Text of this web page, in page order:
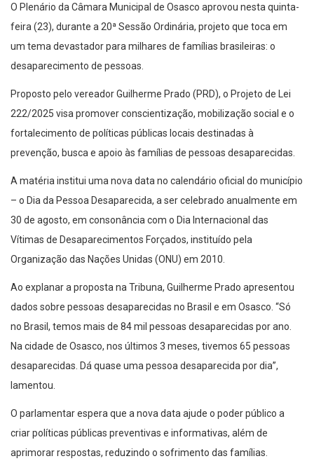
O Plenário da Câmara Municipal de Osasco aprovou nesta quinta-
feira (23), durante a 20ª Sessão Ordinária, projeto que toca em
um tema devastador para milhares de famílias brasileiras: o
desaparecimento de pessoas.
Proposto pelo vereador Guilherme Prado (PRD), o Projeto de Lei
222/2025 visa promover conscientização, mobilização social e o
fortalecimento de políticas públicas locais destinadas à
prevenção, busca e apoio às famílias de pessoas desaparecidas.
A matéria institui uma nova data no calendário oficial do município
– o Dia da Pessoa Desaparecida, a ser celebrado anualmente em
30 de agosto, em consonância com o Dia Internacional das
Vítimas de Desaparecimentos Forçados, instituído pela
Organização das Nações Unidas (ONU) em 2010.
Ao explanar a proposta na Tribuna, Guilherme Prado apresentou
dados sobre pessoas desaparecidas no Brasil e em Osasco. “Só
no Brasil, temos mais de 84 mil pessoas desaparecidas por ano.
Na cidade de Osasco, nos últimos 3 meses, tivemos 65 pessoas
desaparecidas. Dá quase uma pessoa desaparecida por dia”,
lamentou.
O parlamentar espera que a nova data ajude o poder público a
criar políticas públicas preventivas e informativas, além de
aprimorar respostas, reduzindo o sofrimento das famílias.